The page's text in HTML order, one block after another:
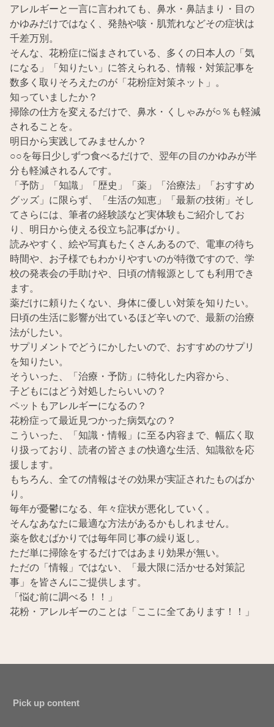
アレルギーと一言に言われても、鼻水・鼻詰まり・目の
かゆみだけではなく、発熱や咳・肌荒れなどその症状は
千差万別。
そんな、花粉症に悩まされている、多くの日本人の「気
になる」「知りたい」に答えられる、情報・対策記事を
数多く取りそろえたのが「花粉症対策ネット」。
知っていましたか？
掃除の仕方を変えるだけで、鼻水・くしゃみが○％も軽減
されることを。
明日から実践してみませんか？
○○を毎日少しずつ食べるだけで、翌年の目のかゆみが半
分も軽減されるんです。
「予防」「知識」「歴史」「薬」「治療法」「おすすめ
グッズ」に限らず、「生活の知恵」「最新の技術」そし
てさらには、筆者の経験談など実体験もご紹介してお
り、明日から使える役立ち記事ばかり。
読みやすく、絵や写真もたくさんあるので、電車の待ち
時間や、お子様でもわかりやすいのが特徴ですので、学
校の発表会の手助けや、日頃の情報源としても利用でき
ます。
薬だけに頼りたくない、身体に優しい対策を知りたい。
日頃の生活に影響が出ているほど辛いので、最新の治療
法がしたい。
サプリメントでどうにかしたいので、おすすめのサプリ
を知りたい。
そういった、「治療・予防」に特化した内容から、
子どもにはどう対処したらいいの？
ペットもアレルギーになるの？
花粉症って最近見つかった病気なの？
こういった、「知識・情報」に至る内容まで、幅広く取
り扱っており、読者の皆さまの快適な生活、知識欲を応
援します。
もちろん、全ての情報はその効果が実証されたものばか
り。
毎年が憂鬱になる、年々症状が悪化していく。
そんなあなたに最適な方法があるかもしれません。
薬を飲むばかりでは毎年同じ事の繰り返し。
ただ単に掃除をするだけではあまり効果が無い。
ただの「情報」ではない、「最大限に活かせる対策記
事」を皆さんにご提供します。
「悩む前に調べる！！」
花粉・アレルギーのことは「ここに全てあります！！」
Pick up content